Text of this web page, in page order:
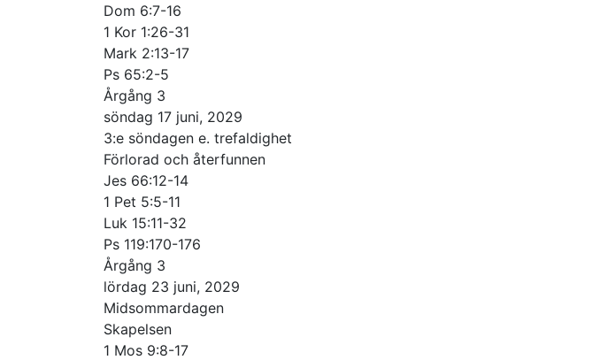
Dom 6:7-16
1 Kor 1:26-31
Mark 2:13-17
Ps 65:2-5
Årgång 3
söndag 17 juni, 2029
3:e söndagen e. trefaldighet
Förlorad och återfunnen
Jes 66:12-14
1 Pet 5:5-11
Luk 15:11-32
Ps 119:170-176
Årgång 3
lördag 23 juni, 2029
Midsommardagen
Skapelsen
1 Mos 9:8-17